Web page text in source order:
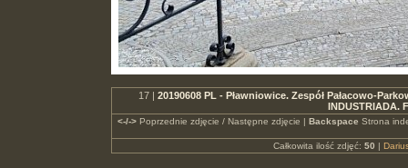
17 | 20190608 PL - Pławniowice. Zespół Pałacowo-
INDUSTRIADA.
<-/->Poprzednie zdjęcie / Następne zdjęcie | Backspace Strona
Całkowita ilość zdjęć: 50 |